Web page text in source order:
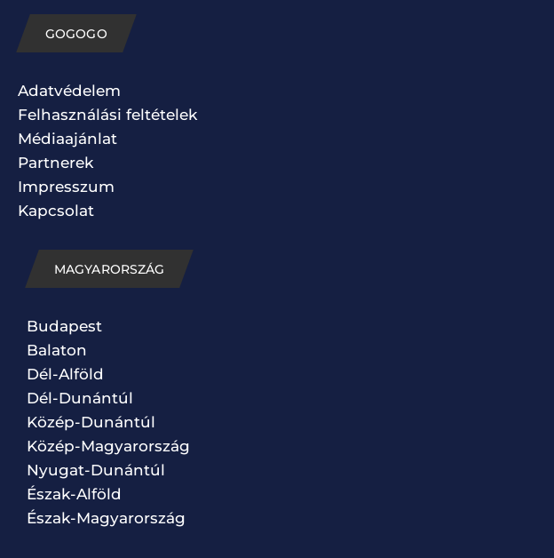
GOGOGO
Adatvédelem
Felhasználási feltételek
Médiaajánlat
Partnerek
Impresszum
Kapcsolat
MAGYARORSZÁG
Budapest
Balaton
Dél-Alföld
Dél-Dunántúl
Közép-Dunántúl
Közép-Magyarország
Nyugat-Dunántúl
Észak-Alföld
Észak-Magyarország